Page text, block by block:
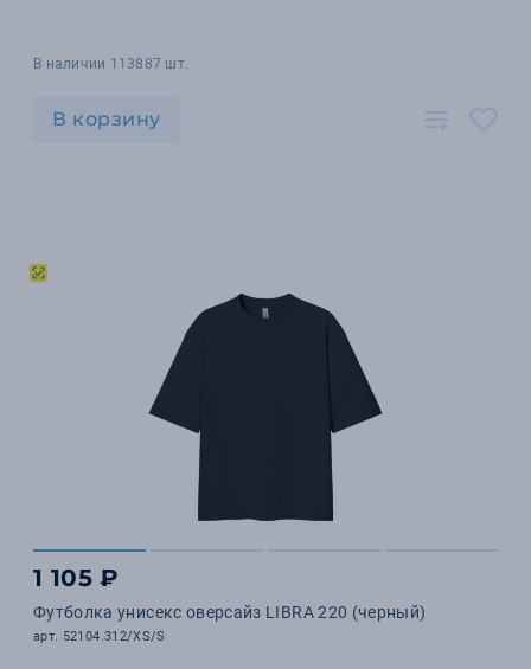
В наличии 113887 шт.
В корзину
1 105 ₽
Футболка унисекс оверсайз LIBRA 220 (черный)
арт. 52104.312/XS/S